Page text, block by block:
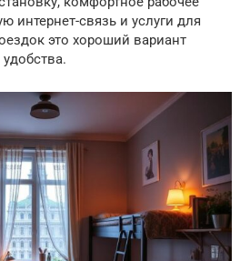
интернет-связь и услуги для
это хороший вариант